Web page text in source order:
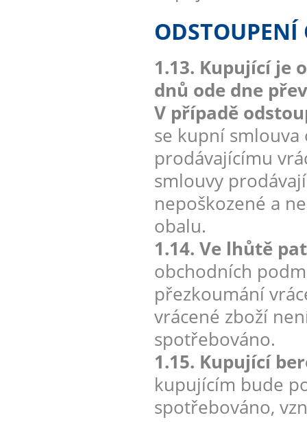
1.13. Kupující je
dnů ode dne
V případě
se kupní
prodávajícímu
smlouvy
nepoškozené a
obalu.
1.14. Ve lhůtě
obchodních
přezkoumání
vrácené zboží
spotřebováno.
1.15. Kupující
kupujícím bude
spotřebováno,